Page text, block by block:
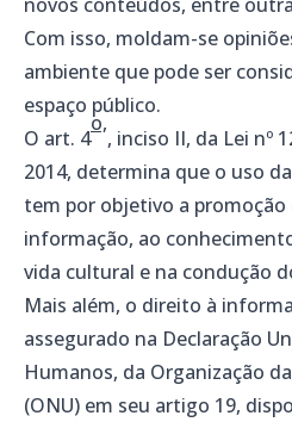
Com isso, moldam-se
ambiente que pode ser
espaço público.
O art. 4
o,
, inciso II, da Lei nº
2014, determina que o uso
tem por objetivo a promoção
informação, ao
vida cultural e na condução
Mais além, o direito à
assegurado na Declaração
Humanos, da Organização
(ONU) em seu artigo 19,